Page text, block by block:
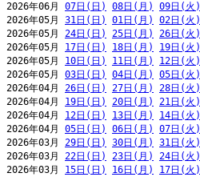
2026年06月 07日(日) 08日(月) 09日(火)
2026年05月 31日(日) 01日(月) 02日(火)
2026年05月 24日(日) 25日(月) 26日(火)
2026年05月 17日(日) 18日(月) 19日(火)
2026年05月 10日(日) 11日(月) 12日(火)
2026年05月 03日(日) 04日(月) 05日(火)
2026年04月 26日(日) 27日(月) 28日(火)
2026年04月 19日(日) 20日(月) 21日(火)
2026年04月 12日(日) 13日(月) 14日(火)
2026年04月 05日(日) 06日(月) 07日(火)
2026年03月 29日(日) 30日(月) 31日(火)
2026年03月 22日(日) 23日(月) 24日(火)
2026年03月 15日(日) 16日(月) 17日(火)